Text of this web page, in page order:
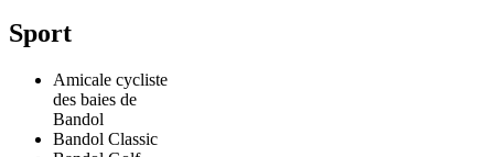
Sport
Amicale cycliste
des baies de
Bandol
Bandol Classic